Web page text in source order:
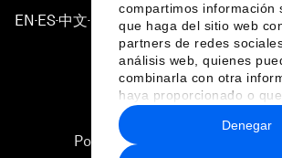
compartimos información
que haga del sitio web
partners de redes
análisis web, quienes
combinarla con otra
haya proporcionado o
recopilado a partir del uso
hecho de sus servicios.
Denegar
EN ▪ES▪中文▪ 日本語
Política de privacidad y normas